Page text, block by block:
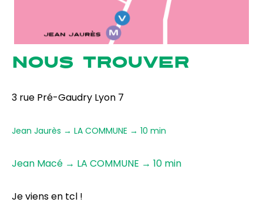
NOUS TROUVER
3 rue Pré-Gaudry Lyon 7
Jean Jaurès → LA COMMUNE → 10 min
Jean Macé → LA COMMUNE → 10 min
Je viens en tcl !